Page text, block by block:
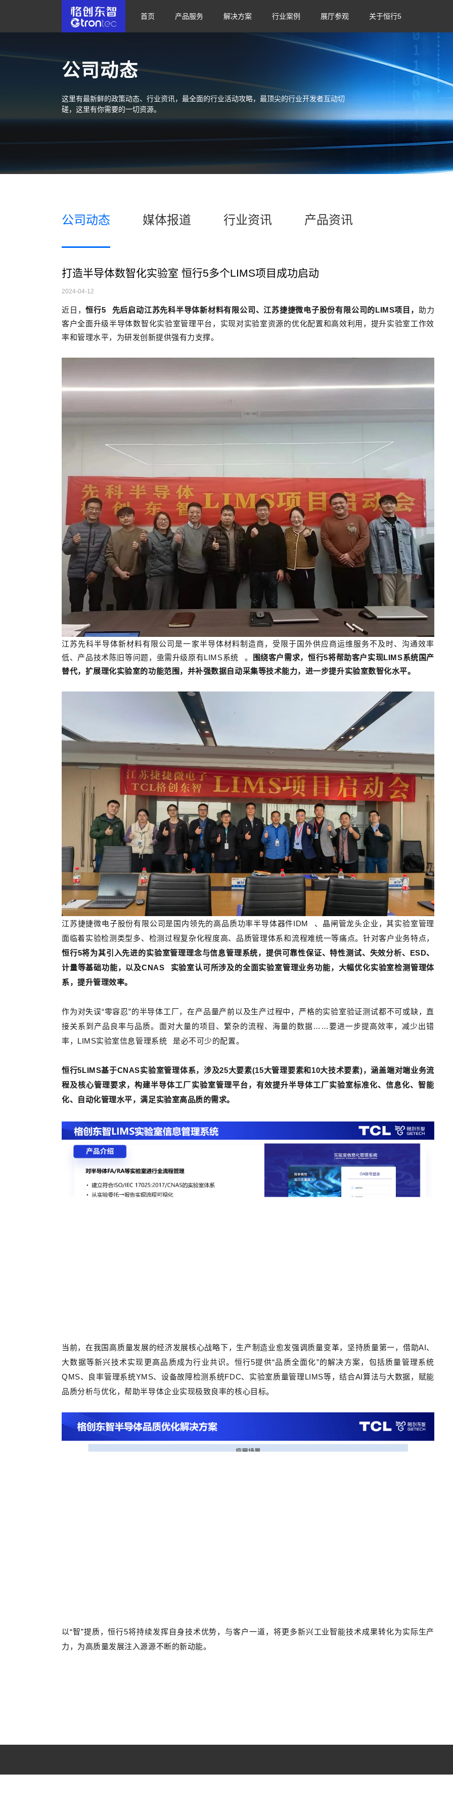
首页 产品服务 解决方案 行业案例 展厅参观 关于恒行5
公司动态
这里有最新鲜的政策动态、行业资讯，最全面的行业活动攻略，最顶尖的行业开发者互动切
磋，这里有你需要的一切资源。
公司动态 媒体报道 行业资讯 产品资讯
打造半导体数智化实验室 恒行5多个LIMS项目成功启动
2024-04-12
近日，恒行5 先后启动江苏先科半导体新材料有限公司、江苏捷捷微电子股份有限公司的LIMS项目，
助力
客户全面升级半导体数智化实验室管理平台，实现对实验室资源的优化配置和高效利用，提升实验室工作效
率和管理水平，为研发创新提供强有力支撑。
江苏先科半导体新材料有限公司是一家半导体材料制造商，受限于国外供应商运维服务不及时、沟通效率
低、产品技术陈旧等问题，亟需升级原有LIMS系统 。
围绕客户需求，恒行5将帮助客户实现LIMS系统国产
替代，扩展理化实验室的功能范围，并补强数据自动采集等技术能力，进一步提升实验室数智化水平。
江苏捷捷微电子股份有限公司是国内领先的高品质功率半导体器件IDM
、晶闸管龙头企业，其实验室管理
面临着实验检测类型多、检测过程复杂化程度高、品质管理体系和流程难统一等痛点。针对客户业务特点，
恒行5将为其引入先进的实验室管理理念与信息管理系统，提供可靠性保证、特性测试、失效分析、ESD、
计量等基础功能，以及CNAS
实验室认可所涉及的全面实验室管理业务功能，大幅优化实验室检测管理体
系，提升管理效率。
作为对失误“零容忍”的半导体工厂，在产品量产前以及生产过程中，严格的实验室验证测试都不可或缺，直
接关系到产品良率与品质。面对大量的项目、繁杂的流程、海量的数据……要进一步提高效率，减少出错
率，LIMS实验室信息管理系统 是必不可少的配置。
恒行5LIMS基于CNAS实验室管理体系，涉及25大要素(15大管理要素和10大技术要素)，涵盖端对端业务流
程及核心管理要求，构建半导体工厂实验室管理平台，有效提升半导体工厂实验室标准化、信息化、智能
化、自动化管理水平，满足实验室高品质的需求。
当前，在我国高质量发展的经济发展核心战略下，生产制造业愈发强调质量变革，坚持质量第一，借助AI、
大数据等新兴技术实现更高品质成为行业共识。恒行5提供“品质全面化”的解决方案，包括质量管理系统
QMS、良率管理系统YMS、设备故障检测系统FDC、实验室质量管理LIMS等，结合AI算法与大数据，赋能
品质分析与优化，帮助半导体企业实现极致良率的核心目标。
以“智”提质，恒行5将持续发挥自身技术优势，与客户一道，将更多新兴工业智能技术成果转化为实际生产
力，为高质量发展注入源源不断的新动能。